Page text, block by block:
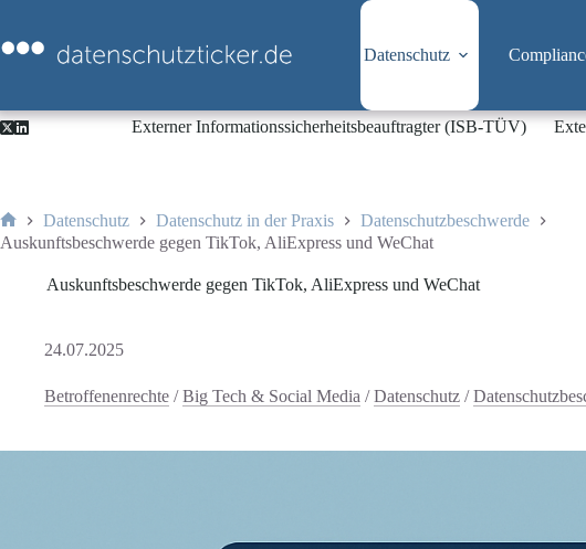
springen
Datenschutz
Externer Informationssicherheitsbeauftragter (ISB-TÜV)
Start
Datenschutz Datenschutz in der Praxis
Datenschutzbeschwerde
Auskunftsbeschwerde gegen TikTok, AliExpress und WeChat
Auskunftsbeschwerde gegen TikTok, AliExpress und WeChat
24.07.2025
Betroffenenrechte /Big Tech & Social Media /Datenschutz /